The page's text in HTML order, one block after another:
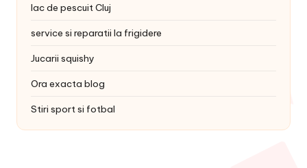
lac de pescuit Cluj
service si reparatii la frigidere
Jucarii squishy
Ora exacta blog
Stiri sport si fotbal